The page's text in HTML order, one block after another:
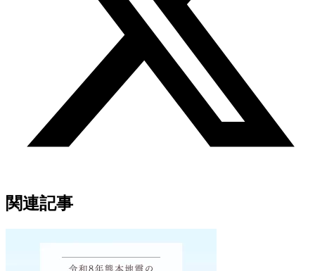
関連記事